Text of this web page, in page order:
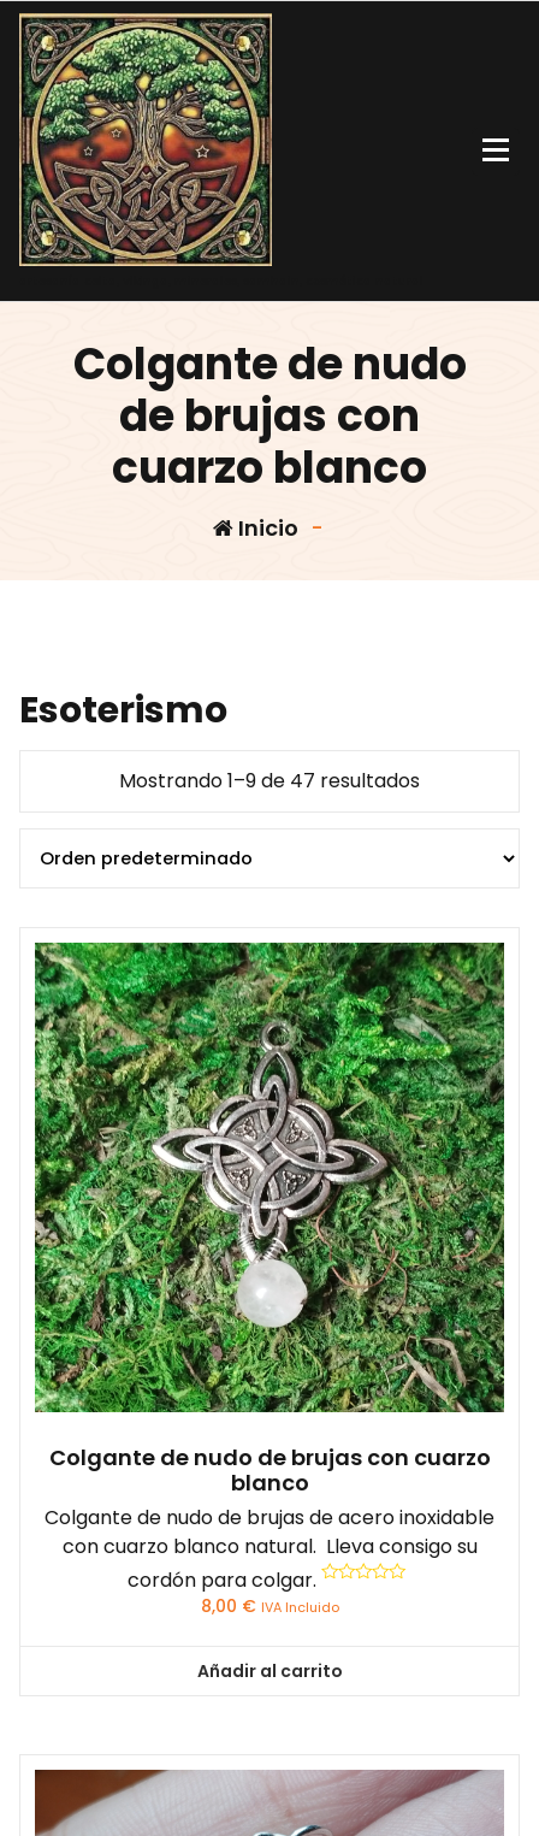
Colgante de nudo
de brujas con
cuarzo blanco
Inicio -
Esoterismo
Mostrando 1–9 de 47 resultados
Colgante de nudo de brujas con cuarzo
blanco
Colgante de nudo de brujas de acero inoxidable
con cuarzo blanco natural. Lleva consigo su
cordón para colgar.
con
8,00 € IVA Incluido
Añadir al carrito